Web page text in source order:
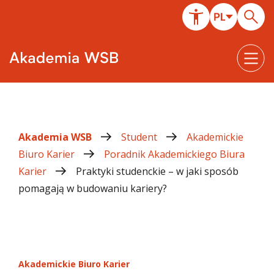
Akademia WSB Student
Akademickie
Biuro Karier
Poradnik Akademickiego Biura
Karier
Praktyki studenckie – w jaki sposób
pomagają w budowaniu kariery?
Akademickie Biuro Karier